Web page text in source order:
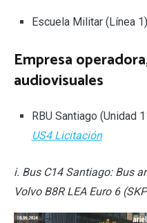
Escuela Militar (Línea 1)
Empresa
audiovisuales
RBU Santiago (Unidad
US4 Licitación
i. Bus C14 Santiago: Bus
Volvo B8R LEA Euro 6